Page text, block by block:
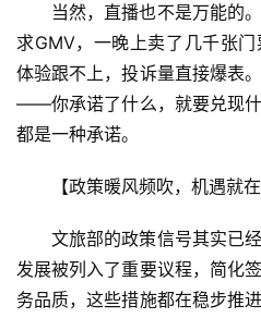
当然，直播也不是万能的
求GMV，一晚上卖了几千张
体验跟不上，投诉量直接爆表
——你承诺了什么，就要兑现什
都是一种承诺。
【政策暖风频吹，机遇就在
文旅部的政策信号其实已
发展被列入了重要议程，简化
务品质，这些措施都在稳步推